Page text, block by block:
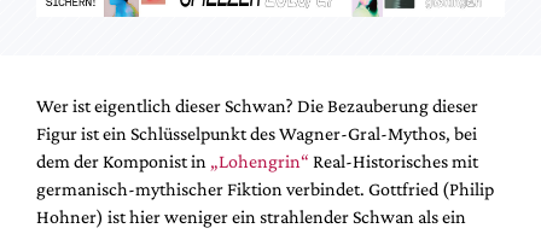
Wer ist eigentlich dieser Schwan? Die Bezauberung dieser
Figur ist ein Schlüsselpunkt des Wagner-Gral-Mythos, bei
dem der Komponist in „Lohengrin“ Real-Historisches mit
germanisch-mythischer Fiktion verbindet. Gottfried (Philip
Hohner) ist hier weniger ein strahlender Schwan als ein